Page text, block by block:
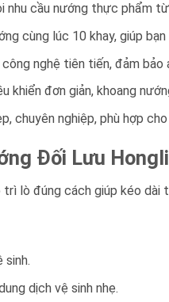
nhu cầu nướng thực phẩm
cùng lúc 10 khay, giúp
nghệ tiên tiến, đảm bảo
khiển đơn giản, khoang
chuyên nghiệp, phù hợp
Đối Lưu
lò đúng cách giúp kéo
sinh.
dịch vệ sinh nhẹ.